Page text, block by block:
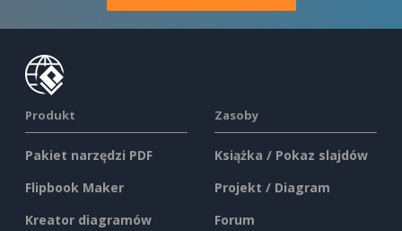
Produkt
Pakiet narzędzi PDF
Flipbook Maker
Kreator diagramów
Zasoby
Książka / Pokaz slajdów
Projekt / Diagram
Forum